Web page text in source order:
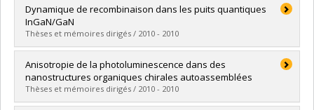
Diplômé(e) :Favron, Alexandre
Cycle :Maîtrise
Diplôme obtenu :M. Sc.
Lien vers le document dans Papyrus
Dynamique de recombinaison dans les puits quantiques
InGaN/GaN
Thèses et mémoires dirigés / 2010 - 2010
Diplômé(e) :Brosseau, Colin N.
Cycle :Doctorat
Diplôme obtenu :Ph. D.
Lien vers le document dans Papyrus
Anisotropie de la photoluminescence dans des
nanostructures organiques chirales autoassemblées
Thèses et mémoires dirigés / 2010 - 2010